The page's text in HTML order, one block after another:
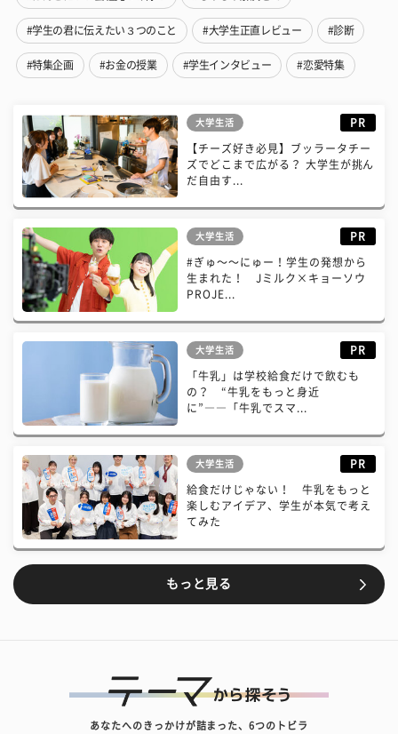
#学生の君に伝えたい３つのこと #大学生正直レビュー #診断
#特集企画 #お金の授業 #学生インタビュー #恋愛特集
大学生活 PR
【チーズ好き必見】ブッラータチー
ズでどこまで広がる？ 大学生が挑ん
だ自由す...
大学生活 PR
#ぎゅ〜〜にゅー！学生の発想から
生まれた！ Jミルク×キョーソウ
PROJE...
大学生活 PR
「牛乳」は学校給食だけで飲むも
の？ “牛乳をもっと身近
に”――「牛乳でスマ...
大学生活 PR
給食だけじゃない！ 牛乳をもっと
楽しむアイデア、学生が本気で考え
てみた
もっと見る
あなたへのきっかけが詰まった、6つのトビラ